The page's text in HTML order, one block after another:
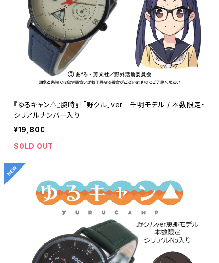
『ゆるキャン△』腕時計「野クル」ver 千明モデル / 本数限定・
シリアルナンバー入り
¥19,800
SOLD OUT